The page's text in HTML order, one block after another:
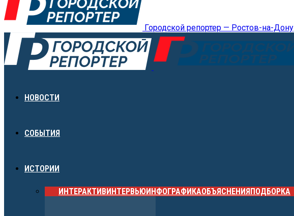
Городской репортер — Ростов-на-Дону
НОВОСТИ
СОБЫТИЯ
ИСТОРИИ
ИНТЕРАКТИВИНТЕРВЬЮИНФОГРАФИКАОБЪЯСНЕНИЯПОДБОРКА